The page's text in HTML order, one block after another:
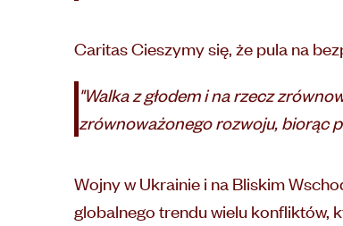
Caritas Cieszymy się, że pula na
"Walka z głodem i na rzecz
zrównoważonego rozwoju, biorąc
Wojny w Ukrainie i na Bliskim
globalnego trendu wielu konfliktów,